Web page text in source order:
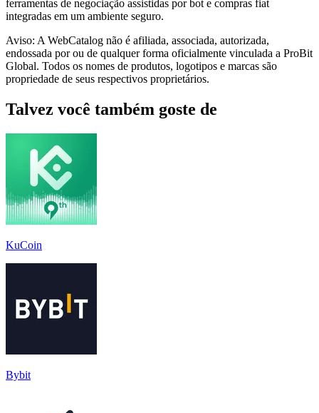
ferramentas de negociação assistidas por bot e compras fiat
integradas em um ambiente seguro.
Aviso: A WebCatalog não é afiliada, associada, autorizada,
endossada por ou de qualquer forma oficialmente vinculada a ProBit
Global. Todos os nomes de produtos, logotipos e marcas são
propriedade de seus respectivos proprietários.
Talvez você também goste de
KuCoin
Bybit